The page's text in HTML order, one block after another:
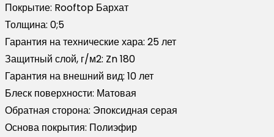
Покрытие: Rooftop Бархат
Толщина: 0;5
Гарантия на технические хара: 25 лет
Защитный слой, г/м2: Zn 180
Гарантия на внешний вид: 10 лет
Блеск поверхности: Матовая
Обратная сторона: Эпоксидная серая
Основа покрытия: Полиэфир